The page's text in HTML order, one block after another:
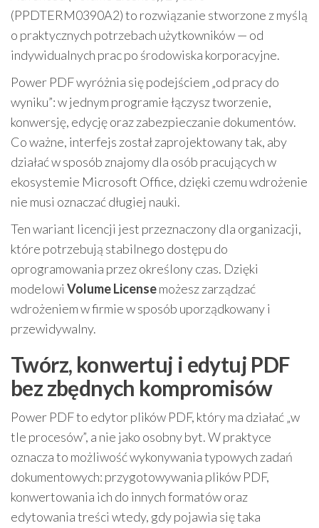
(PPDTERM0390A2) to rozwiązanie stworzone z myślą
o praktycznych potrzebach użytkowników — od
indywidualnych prac po środowiska korporacyjne.
Power PDF wyróżnia się podejściem „od pracy do
wyniku”: w jednym programie łączysz tworzenie,
konwersję, edycję oraz zabezpieczanie dokumentów.
Co ważne, interfejs został zaprojektowany tak, aby
działać w sposób znajomy dla osób pracujących w
ekosystemie Microsoft Office, dzięki czemu wdrożenie
nie musi oznaczać długiej nauki.
Ten wariant licencji jest przeznaczony dla organizacji,
które potrzebują stabilnego dostępu do
oprogramowania przez określony czas. Dzięki
modelowi Volume Licensemożesz zarządzać
wdrożeniem w firmie w sposób uporządkowany i
przewidywalny.
Twórz, konwertuj i edytuj PDF
bez zbędnych kompromisów
Power PDF to edytor plików PDF, który ma działać „w
tle procesów”, a nie jako osobny byt. W praktyce
oznacza to możliwość wykonywania typowych zadań
dokumentowych: przygotowywania plików PDF,
konwertowania ich do innych formatów oraz
edytowania treści wtedy, gdy pojawia się taka